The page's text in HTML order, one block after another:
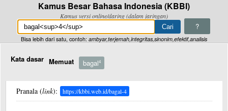
Kamus Besar Bahasa Indonesia (KBBI)
Kamus versi online/daring (dalam jaringan)
?
Bisa lebih dari satu, contoh: ambyar,terjemah,integritas,sinonim,efektif,analisis
Kata dasar Memuat bagal4
Pranala (link): https://kbbi.web.id/bagal-4